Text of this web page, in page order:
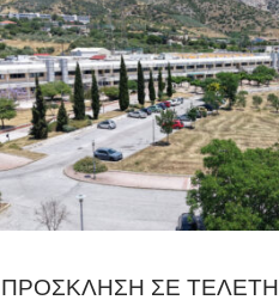
ΠΡΟΣΚΛΗΣΗ ΣΕ ΤΕΛΕΤΗ